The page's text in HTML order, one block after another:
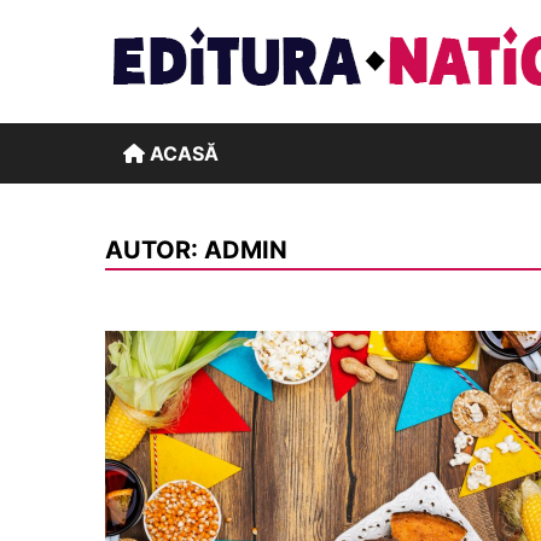
ACASĂ
AUTOR: ADMIN